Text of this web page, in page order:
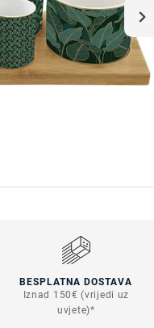
BESPLATNA DOSTAVA
Iznad 150€ (vrijedi uz
uvjete)*